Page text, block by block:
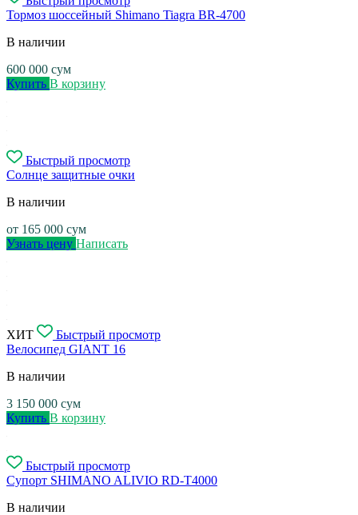
Тормоз шоссейный Shimano Tiagra BR-4700
В наличии
600 000 сум
Купить В корзину
Быстрый просмотр
Солнце защитные очки
В наличии
от 165 000 сум
Узнать цену Написать
ХИТ
Быстрый просмотр
Велосипед GIANT 16
В наличии
3 150 000 сум
Купить В корзину
Быстрый просмотр
Супорт SHIMANO ALIVIO RD-T4000
В наличии